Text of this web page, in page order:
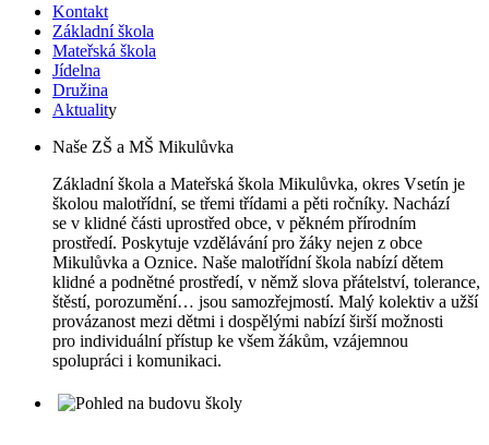
Kontakt
Základní škola
Mateřská škola
Jídelna
Družina
Aktuality
Naše ZŠ a MŠ Mikulůvka
Základní škola a Mateřská škola Mikulůvka, okres Vsetín je
školou malotřídní, se třemi třídami a pěti ročníky. Nachází
se v klidné části uprostřed obce, v pěkném přírodním
prostředí. Poskytuje vzdělávání pro žáky nejen z obce
Mikulůvka a Oznice. Naše malotřídní škola nabízí dětem
klidné a podnětné prostředí, v němž slova přátelství, tolerance,
štěstí, porozumění… jsou samozřejmostí. Malý kolektiv a užší
provázanost mezi dětmi i dospělými nabízí širší možnosti
pro individuální přístup ke všem žákům, vzájemnou
spolupráci i komunikaci.